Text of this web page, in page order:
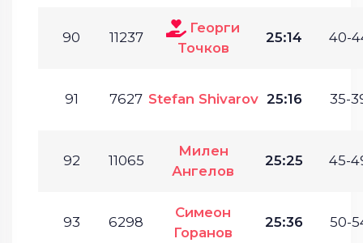
90 11237
Георги
Точков
25:14 40-
91 7627 Stefan Shivarov 25:16 35-
92 11065
Милен
Ангелов
25:25 45-
93 6298
Симеон
Горанов
25:36 50-